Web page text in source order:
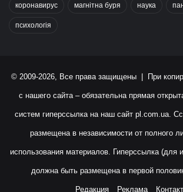
коронавирус магнітна буря наука
психологія
© 2009-2026, Все права защищены | При
с нашего сайта – обязательна прямая
систем гиперссылка на наш сайт pl.com.ua.
размещена в независимости от полного
использования материалов. Гиперссылка (для
должна быть размещена в первой
Редакция Реклама